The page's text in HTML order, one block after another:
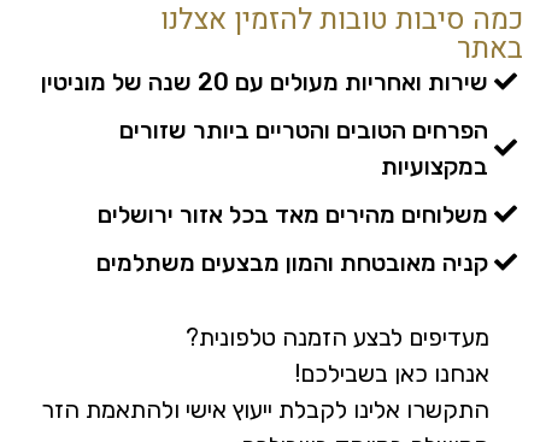
כמה סיבות טובות להזמין אצלנו
באתר
שירות ואחריות מעולים עם 20 שנה של מוניטין
הפרחים הטובים והטריים ביותר שזורים
במקצועיות
משלוחים מהירים מאד בכל אזור ירושלים
קניה מאובטחת והמון מבצעים משתלמים
מעדיפים לבצע הזמנה טלפונית?
אנחנו כאן בשבילכם!
התקשרו אלינו לקבלת ייעוץ אישי ולהתאמת הזר